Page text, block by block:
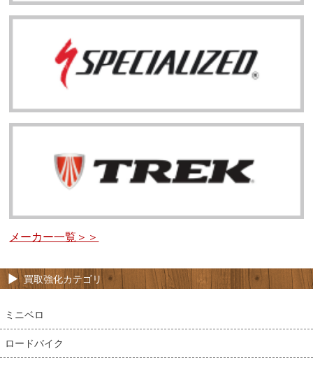
メーカー一覧＞＞
買取強化カテゴリ
ミニベロ
ロードバイク